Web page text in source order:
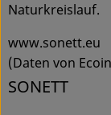
Naturkreislauf.
www.sonett.eu
(Daten von
SONETT